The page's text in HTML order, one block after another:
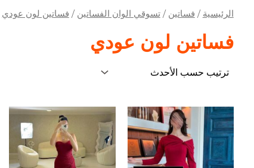
الرئيسية / فساتين /تسوقي الوان الفساتين / فساتين لون عودي
فساتين لون عودي